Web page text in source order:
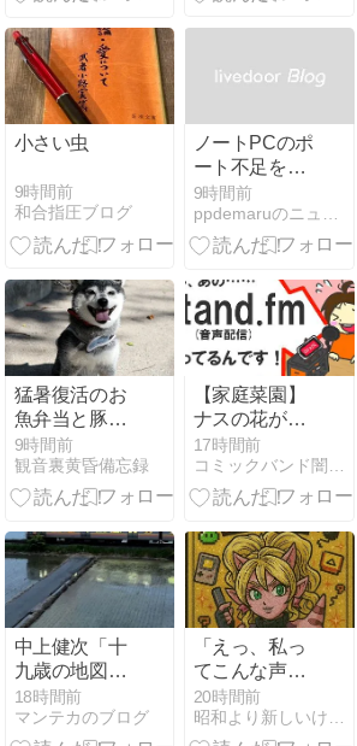
小さい虫
9時間前
和合指圧ブログ
ノートPCのポ
ート不足を解
消！「最強ド
ッキングステ
ーション」で
くまとめよう
9時間前
猛暑復活のお
魚弁当と豚冷
しゃぶトマト
9時間前
観音裏黄昏備忘録
【家庭菜園】
ナスの花が…
あのことわざ
ウソやんけ！
17時間前
中上健次「十
九歳の地図」
を読んで思う
こと
18時間前
マンテカのブログ
「えっ、私っ
てこんな声な
の！？」ラジ
カセで録音し
20時間前
昭和より新しいけど懐かしい平成の話